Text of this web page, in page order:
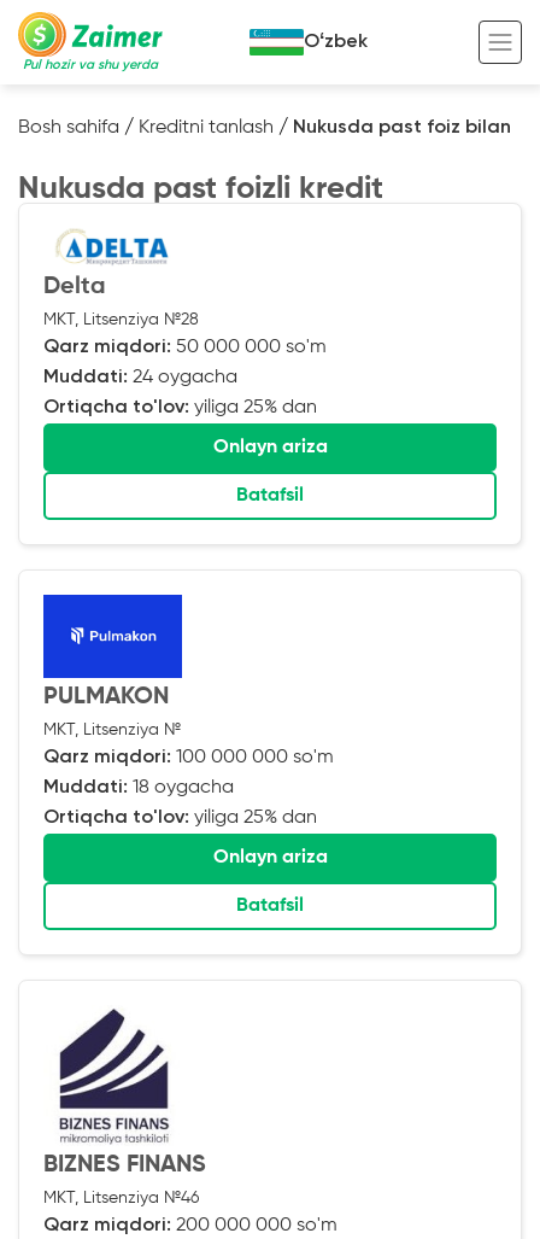
Pul hozir va shu yerda
Ko’chmas mulk garov evaziga kredit
Maxsus texnika garov evaziga kredit
Kredit onlayn
Tadbirkorlar uchun onlayn kredit
O‘zini o‘zi band qilganlar uchun onlayn
kredit
Foydali
Kreditingizning hayotiy tsikli
Kalkulyator
Oʻzbek
Bosh sahifa / Kreditni tanlash / Nukusda past foiz bilan
Nukusda past foizli kredit
Delta
MKT, Litsenziya №28
Qarz miqdori: 50 000 000 so'm
Muddati: 24 oygacha
Ortiqcha to'lov: yiliga 25% dan
Onlayn ariza
Batafsil
PULMAKON
MKT, Litsenziya №
Qarz miqdori: 100 000 000 so'm
Muddati: 18 oygacha
Ortiqcha to'lov: yiliga 25% dan
Onlayn ariza
Batafsil
BIZNES FINANS
MKT, Litsenziya №46
Qarz miqdori: 200 000 000 so'm